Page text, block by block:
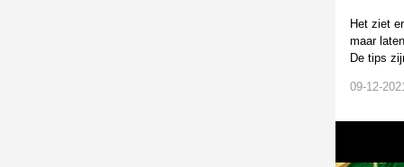
Het ziet
maar
De tips
09-12-